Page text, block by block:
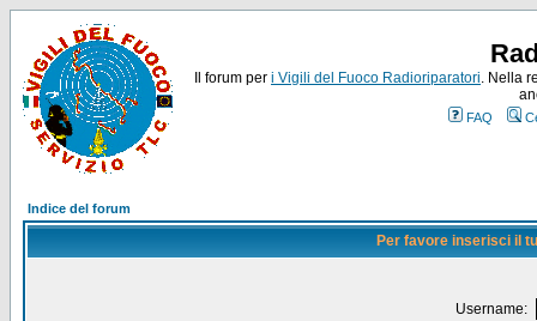
Il forum per i Vigili del Fuoco Radioriparatori. Nella
FAQ
Indice del forum
Per favore inserisci il
Username: